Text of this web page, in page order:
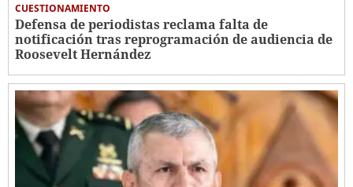
CUESTIONAMIENTO
Defensa de periodistas reclama falta de
notificación tras reprogramación de audiencia de
Roosevelt Hernández